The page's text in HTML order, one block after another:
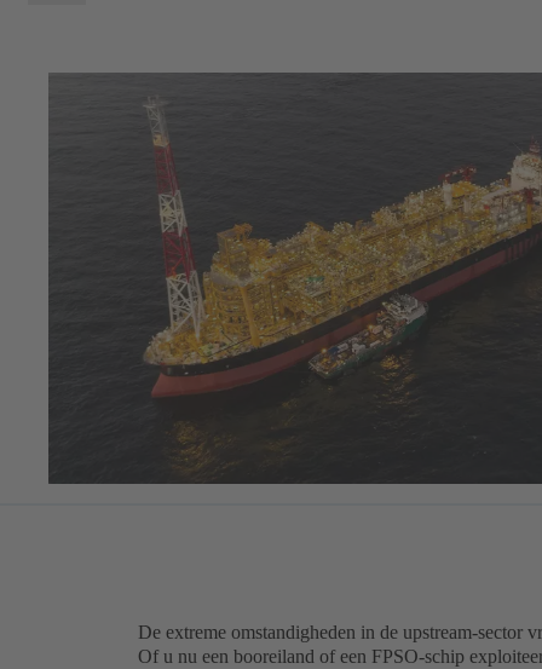
De extreme omstandigheden in de upstream-sector
Of u nu een booreiland of een FPSO-schip